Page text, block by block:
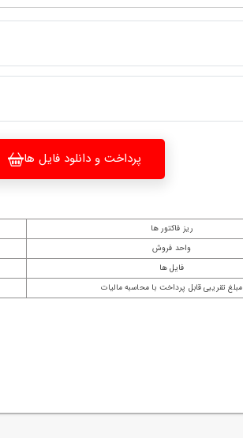
پرداخت و دانلود فایل ها
ریز فاکتور ها
واحد فروش
فایل ها
مبلغ تقریبی قابل پرداخت با محاسبه مالیات